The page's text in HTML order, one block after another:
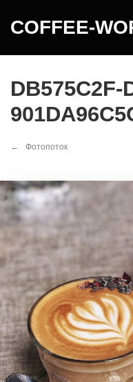
COFFEE-
DB575C2F-
Фотопоток